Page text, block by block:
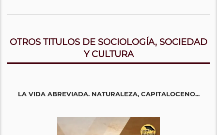
OTROS TITULOS DE SOCIOLOGÍA, SOCIEDAD
Y CULTURA
LA VIDA ABREVIADA. NATURALEZA, CAPITALOCENO...